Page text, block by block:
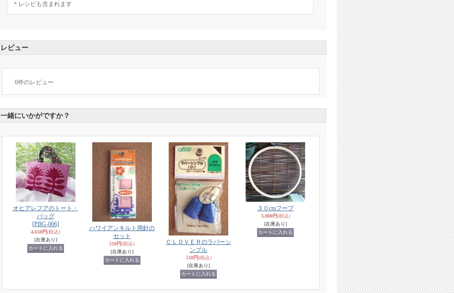
＊レシピも含まれます
レビュー
0件のレビュー
一緒にいかがですか？
オヒアレフアのトート・
バッグ
[PBG-006]
4,650円(税込)
[在庫あり]
ハワイアンキルト用針の
セット
510円(税込)
[在庫あり]
ＣＬＯＶＥＲのラバーシ
ンブル
510円(税込)
[在庫あり]
３０cmフープ
3,800円(税込)
[在庫あり]